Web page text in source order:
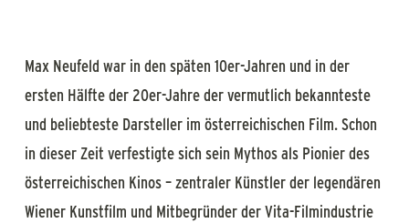
Max Neufeld war in den späten 10er-Jahren und in der
ersten Hälfte der 20er-Jahre der vermutlich bekannteste
und beliebteste Darsteller im österreichischen Film. Schon
in dieser Zeit verfestigte sich sein Mythos als Pionier des
österreichischen Kinos – zentraler Künstler der legendären
Wiener Kunstfilm und Mitbegründer der Vita-Filmindustrie